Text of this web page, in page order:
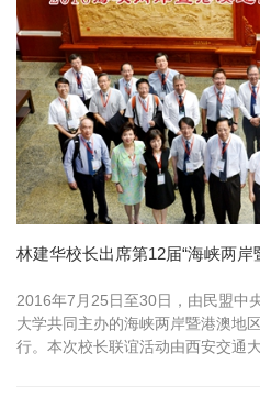
林建华校长出席第12届“海峡两
2016年7月25日至30日，由民盟中
大学共同主办的海峡两岸暨港澳地
行。本次校长联谊活动由西安交通大